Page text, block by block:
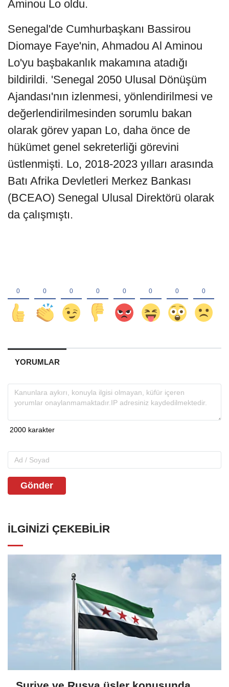
Aminou Lo oldu.
Senegal'de Cumhurbaşkanı Bassirou
Diomaye Faye'nin, Ahmadou Al Aminou
Lo'yu başbakanlık makamına atadığı
bildirildi. 'Senegal 2050 Ulusal Dönüşüm
Ajandası'nın izlenmesi, yönlendirilmesi ve
değerlendirilmesinden sorumlu bakan
olarak görev yapan Lo, daha önce de
hükümet genel sekreterliği görevini
üstlenmişti. Lo, 2018-2023 yılları arasında
Batı Afrika Devletleri Merkez Bankası
(BCEAO) Senegal Ulusal Direktörü olarak
da çalışmıştı.
YORUMLAR
Gönder
İLGINIZI ÇEKEBILIR